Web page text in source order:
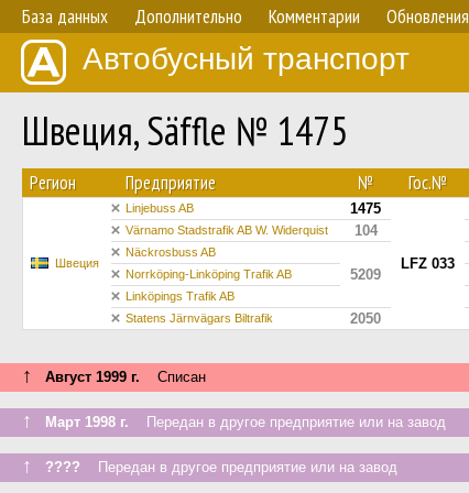
База данных Дополнительно Комментарии Обновления
Автобусный транспорт
Швеция, Säffle № 1475
Регион Предприятие № Гос.№
Швеция
Linjebuss AB 1475
LFZ 033
Värnamo Stadstrafik AB W. Widerquist 104
Näckrosbuss AB
5209
Norrköping-Linköping Trafik AB
Linköpings Trafik AB
Statens Järnvägars Biltrafik 2050
↑ Август 1999 г. Списан
↑ Март 1998 г. Передан в другое предприятие или на завод
↑ ???? Передан в другое предприятие или на завод